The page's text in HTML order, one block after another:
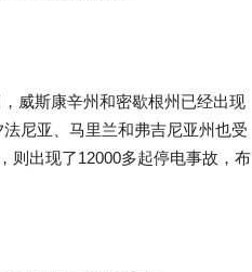
威斯康辛州和密歇根州已经出现
尼亚、马里兰和弗吉尼亚州也受
则出现了12000多起停电事故，布